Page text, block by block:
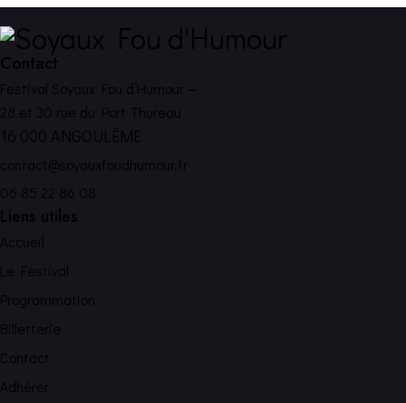
Contact
Festival Soyaux Fou d’Humour —
28 et 30 rue du Port Thureau
16 000 ANGOULÊME
contact@soyauxfoudhumour.fr
06 85 22 86 08
Liens utiles
Accueil
Le Festival
Programmation
Billetterie
Contact
Adhérer